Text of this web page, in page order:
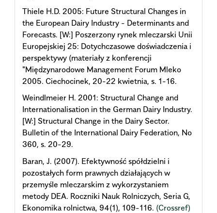
Thiele H.D. 2005: Future Structural Changes in
the European Dairy Industry - Determinants and
Forecasts. [W:] Poszerzony rynek mleczarski Unii
Europejskiej 25: Dotychczasowe doświadczenia i
perspektywy (materiały z konferencji
"Międzynarodowe Management Forum Mleko
2005. Ciechocinek, 20-22 kwietnia, s. 1-16.
Weindlmeier H. 2001: Structural Change and
Internationalisation in the German Dairy Industry.
[W:] Structural Change in the Dairy Sector.
Bulletin of the International Dairy Federation, No
360, s. 20-29.
Baran, J. (2007). Efektywność spółdzielni i
pozostałych form prawnych działających w
przemyśle mleczarskim z wykorzystaniem
metody DEA. Roczniki Nauk Rolniczych, Seria G,
Ekonomika rolnictwa, 94(1), 109-116. (Crossref)